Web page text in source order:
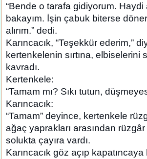
“Bende o tarafa gidiyorum. Haydi
bakayım. İşin çabuk biterse
alırım.” dedi.
Karıncacık, “Teşekkür ederim,”
kertenkelenin sırtına, elbiselerini
kavradı.
Kertenkele:
“Tamam mı? Sıkı tutun,
Karıncacık:
“Tamam” deyince, kertenkele
ağaç yaprakları arasından
solukta çayıra vardı.
Karıncacık göz açıp